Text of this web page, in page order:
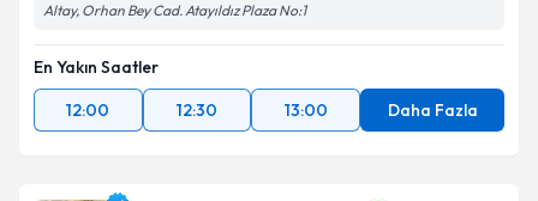
Altay, Orhan Bey Cad. Atayıldız Plaza No:1
En Yakın Saatler
12:00
12:30 13:00 Daha Fazla